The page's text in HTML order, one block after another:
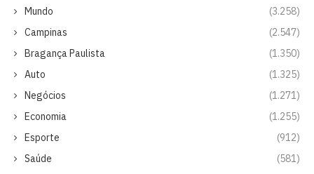
Mundo
(3.258)
Campinas
(2.547)
Bragança Paulista
(1.350)
Auto
(1.325)
Negócios
(1.271)
Economia
(1.255)
Esporte
(912)
Saúde
(581)